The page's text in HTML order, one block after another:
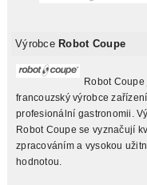
Výrobce Robot Coupe
Robot Coupe
francouzský výrobce
profesionální gastronomii.
Robot Coupe se vyznačují
zpracováním a vysokou
hodnotou.